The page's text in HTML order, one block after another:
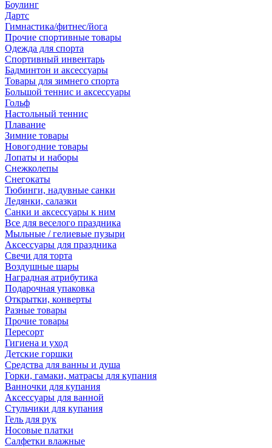
Боулинг
Дартс
Гимнастика/фитнес/йога
Прочие спортивные товары
Одежда для спорта
Спортивный инвентарь
Бадминтон и аксессуары
Товары для зимнего спорта
Большой теннис и аксессуары
Гольф
Настольный теннис
Плавание
Зимние товары
Новогодние товары
Лопаты и наборы
Снежколепы
Снегокаты
Тюбинги, надувные санки
Ледянки, салазки
Санки и аксессуары к ним
Все для веселого праздника
Мыльные / гелиевые пузыри
Аксессуары для праздника
Свечи для торта
Воздушные шары
Наградная атрибутика
Подарочная упаковка
Открытки, конверты
Разные товары
Прочие товары
Пересорт
Гигиена и уход
Детские горшки
Средства для ванны и душа
Горки, гамаки, матрасы для купания
Ванночки для купания
Аксессуары для ванной
Стульчики для купания
Гель для рук
Носовые платки
Салфетки влажные